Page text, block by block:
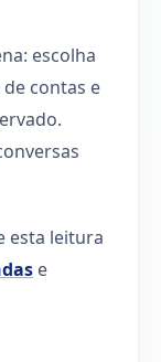
escolha
contas e
esta leitura
e